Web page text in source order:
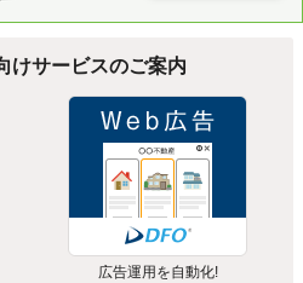
けサービスのご案内
広告運用を自動化!